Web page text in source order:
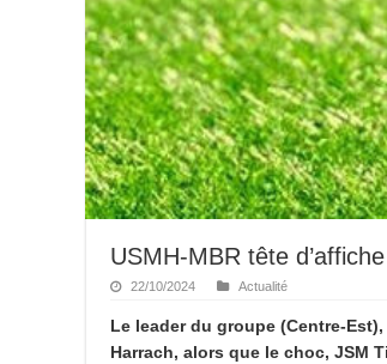
USMH-MBR tête
22/10/2024 Actualité
Le leader du groupe (Centre-
Harrach, alors que le choc, JSM